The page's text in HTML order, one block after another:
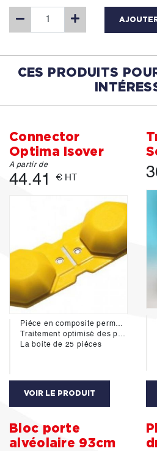
CES PRODUITS
Connector
Optima Isover
A partir de
44.41 € HT
Piéce en composite permettant l'assemblage par clipsage de plusieurs fourrures métalliques.
Traitement optimisé des points singuliers: entourage de fenêtres, liason pied-droit / rampant des combles
La boite de 25 piéces
VOIR LE PRODUIT
Bloc porte
alvéolaire 93cm